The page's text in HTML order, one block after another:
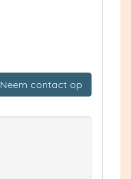
Neem contact op